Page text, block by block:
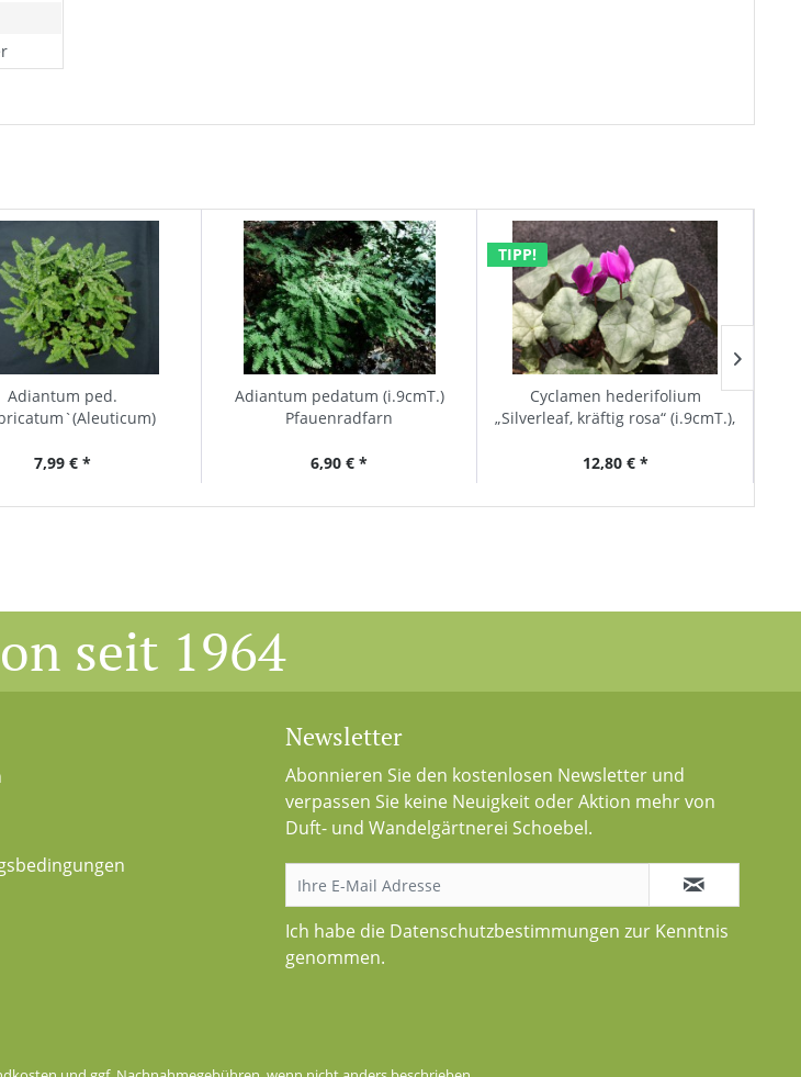
Adiantum ped.
7,99 € *
Adiantum pedatum (i.9cmT.)
Pfauenradfarn
6,90 € *
TIPP!
Cyclamen hederifolium
„Silverleaf, kräftig rosa“ (i.9cmT.),
12,80 € *
seit 1964
Newsletter
Abonnieren Sie den kostenlosen Newsletter und
verpassen Sie keine Neuigkeit oder Aktion mehr von
Duft- und Wandelgärtnerei Schoebel.
Ich habe die Datenschutzbestimmungen zur Kenntnis
genommen.